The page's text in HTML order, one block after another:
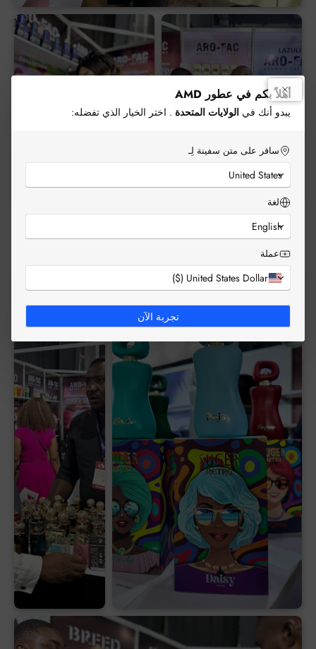
جمال أفريقيا
أهلاً بكم في عطور AMD
يبدو أنك في الولايات المتحدة . اختر الخيار الذي تفضله:
سافر على متن سفينة لِـ
United States
لغة
English
عملة
United States Dollar ($)
تجربة الآن